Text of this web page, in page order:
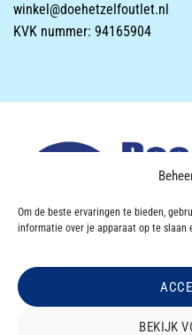
Om de beste ervaringen te bieden,
informatie over je apparaat op te slaan
BEKIJK
winkel@doehetzelfoutlet.nl
KVK nummer: 94165904
OVER